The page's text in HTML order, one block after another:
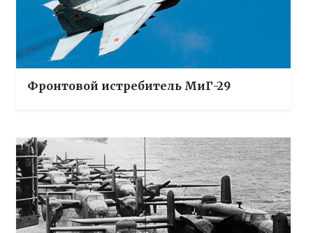
Фронтовой истребитель МиГ-29